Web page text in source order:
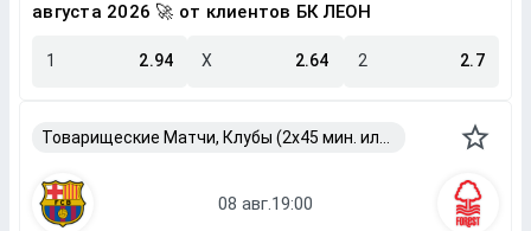
августа 2026 🚀 от клиентов БК ЛЕОН
1 2.94 X 2.64 2 2.7